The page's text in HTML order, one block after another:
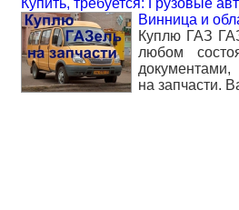
Винница и
Куплю ГАЗ
любом
на запчасти.